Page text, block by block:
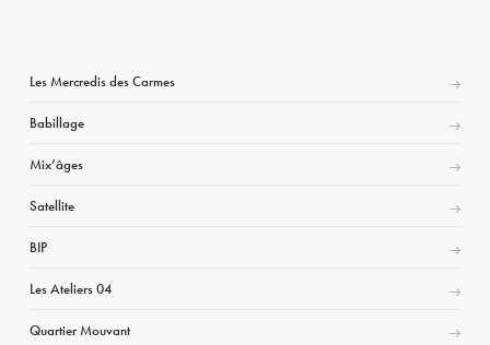
Les Mercredis des Carmes
Babillage
Mix’âges
Satellite
BIP
Les Ateliers 04
Quartier Mouvant